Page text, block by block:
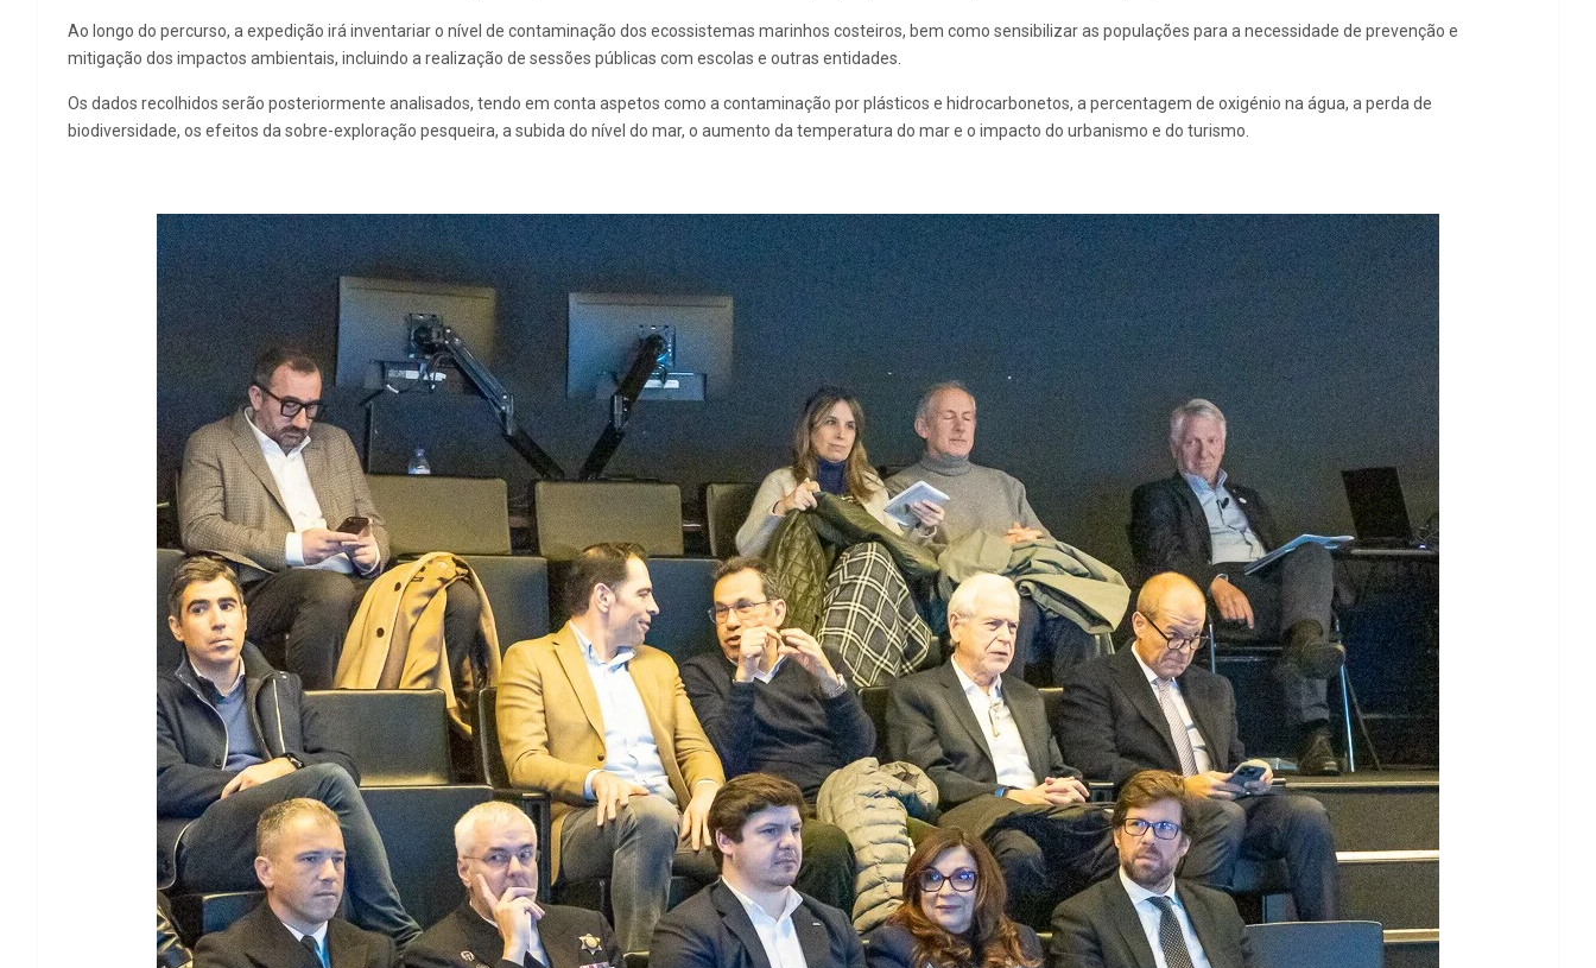
Ao longo do percurso, a expedição irá inventariar o nível de contaminação dos ecossistemas marinhos costeiros, bem como sensibilizar as populações para a necessidade de prevenção e
mitigação dos impactos ambientais, incluindo a realização de sessões públicas com escolas e outras entidades.
Os dados recolhidos serão posteriormente analisados, tendo em conta aspetos como a contaminação por plásticos e hidrocarbonetos, a percentagem de oxigénio na água, a perda de
biodiversidade, os efeitos da sobre-exploração pesqueira, a subida do nível do mar, o aumento da temperatura do mar e o impacto do urbanismo e do turismo.